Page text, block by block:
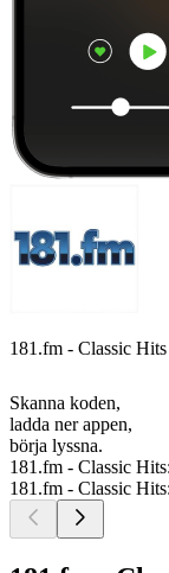
181.fm - Classic Hits
Skanna koden,
ladda ner appen,
börja lyssna.
181.fm - Classic
181.fm - Classic